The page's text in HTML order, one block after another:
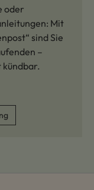
oder
Mit
sind Sie
–